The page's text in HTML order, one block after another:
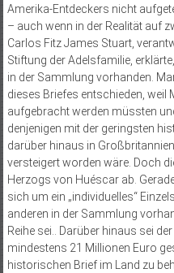
Amerika-Entdeckers nicht
– auch wenn in der Realität auf
Carlos Fitz James Stuart,
Stiftung der Adelsfamilie,
in der Sammlung vorhanden.
dieses Briefes entschieden, weil
aufgebracht werden müssten
denjenigen mit der geringsten
darüber hinaus in
versteigert worden wäre. Doch
Herzogs von Huéscar ab.
sich um ein „individuelles“
anderen in der Sammlung
Reihe sei.. Darüber hinaus sei
mindestens 21 Millionen Euro
historischen Brief im Land zu